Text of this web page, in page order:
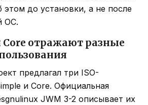
этом до установки, а не после
ОС.
Core отражают разные
предлагал три ISO-
и Core. Официальная
JWM 3-2 описывает их